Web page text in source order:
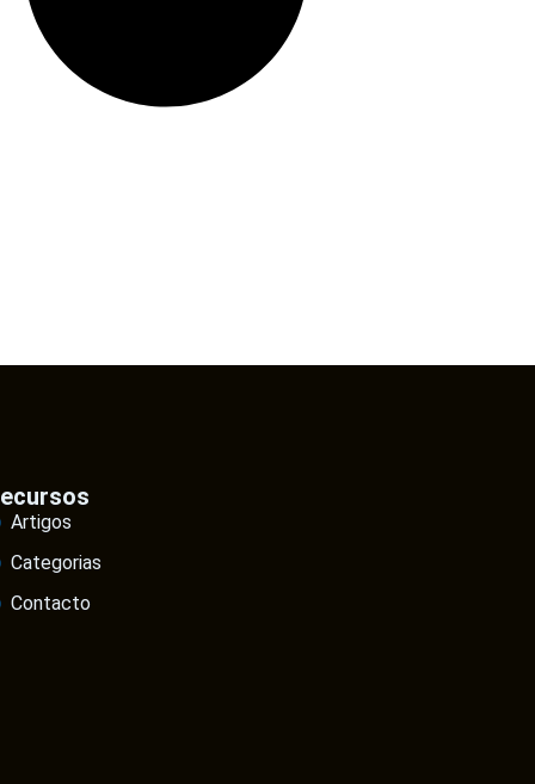
Artigos
Categorias
Contacto